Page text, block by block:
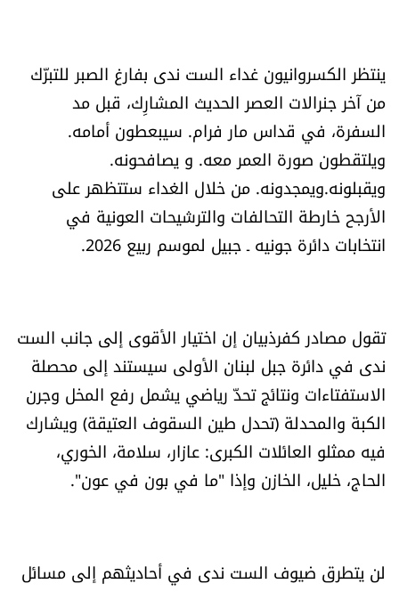
للتاريخ
فيديو
من نحن
للتواصل معنا
Digital solutions by
ينتظر الكسروانيون غداء الست ندى بفارغ الصبر للتبرّك
من آخر جنرالات العصر الحديث المشارِك، قبل مد
السفرة، في قداس مار فرام. سيبعطون أمامه.
ويلتقطون صورة العمر معه. و يصافحونه.
ويقبلونه.ويمجدونه. من خلال الغداء ستتظهر على
الأرجح خارطة التحالفات والترشيحات العونية في
انتخابات دائرة جونيه ـ جبيل لموسم ربيع 2026.
تقول مصادر كفرذبيان إن اختيار الأقوى إلى جانب الست
ندى في دائرة جبل لبنان الأولى سيستند إلى محصلة
الاستفتاءات ونتائج تحدّ رياضي يشمل رفع المخل وجرن
الكبة والمحدلة (تحدل طين السقوف العتيقة) ويشارك
فيه ممثلو العائلات الكبرى: عازار، سلامة، الخوري،
الحاج، خليل، الخازن وإذا "ما في بون في عون".
لن يتطرق ضيوف الست ندى في أحاديثهم إلى مسائل